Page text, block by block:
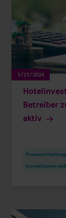
1/21/2024
Betreiber
aktiv
Investitionen